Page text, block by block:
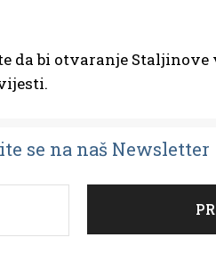
da bi otvaranje
e se na naš Newsletter